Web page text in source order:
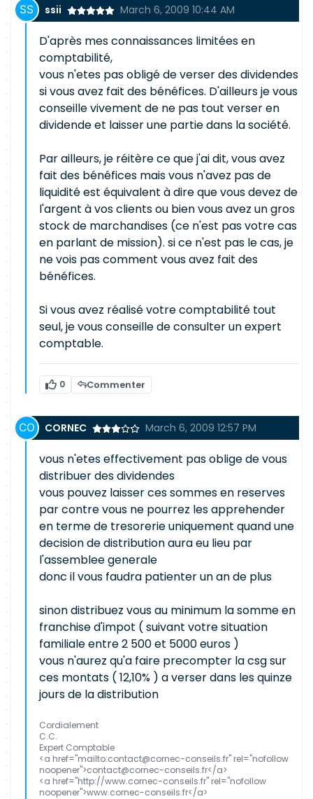
ssii March 6, 2009 10:44 AM
D'après mes connaissances limitées en
comptabilité,
vous n'etes pas obligé de verser des dividendes
si vous avez fait des bénéfices. D'ailleurs je vous
conseille vivement de ne pas tout verser en
dividende et laisser une partie dans la société.
Par ailleurs, je réitère ce que j'ai dit, vous avez
fait des bénéfices mais vous n'avez pas de
liquidité est équivalent à dire que vous devez de
l'argent à vos clients ou bien vous avez un gros
stock de marchandises (ce n'est pas votre cas
en parlant de mission). si ce n'est pas le cas, je
ne vois pas comment vous avez fait des
bénéfices.
Si vous avez réalisé votre comptabilité tout
seul, je vous conseille de consulter un expert
comptable.
0 Commenter
CORNEC March 6, 2009 12:57 PM
vous n'etes effectivement pas oblige de vous
distribuer des dividendes
vous pouvez laisser ces sommes en reserves
par contre vous ne pourrez les apprehender
en terme de tresorerie uniquement quand une
decision de distribution aura eu lieu par
l'assemblee generale
donc il vous faudra patienter un an de plus
sinon distribuez vous au minimum la somme en
franchise d'impot ( suivant votre situation
familiale entre 2 500 et 5000 euros )
vous n'aurez qu'a faire precompter la csg sur
ces montats ( 12,10% ) a verser dans les quinze
jours de la distribution
Cordialement
C.C.
Expert Comptable
<a href="mailto:contact@cornec-conseils.fr" rel="nofollow
noopener">contact@cornec-conseils.fr</a>
<a href="http://www.cornec-conseils.fr" rel="nofollow
noopener">www.cornec-conseils.fr</a>